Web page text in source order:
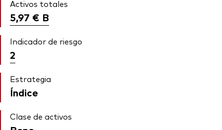
Activos totales
5,97 € B
Indicador de riesgo
2
Estrategia
Índice
Clase de activos